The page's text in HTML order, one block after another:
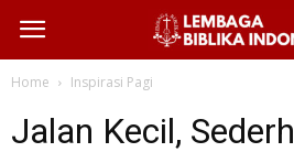
Home Inspirasi Pagi
Jalan Kecil,